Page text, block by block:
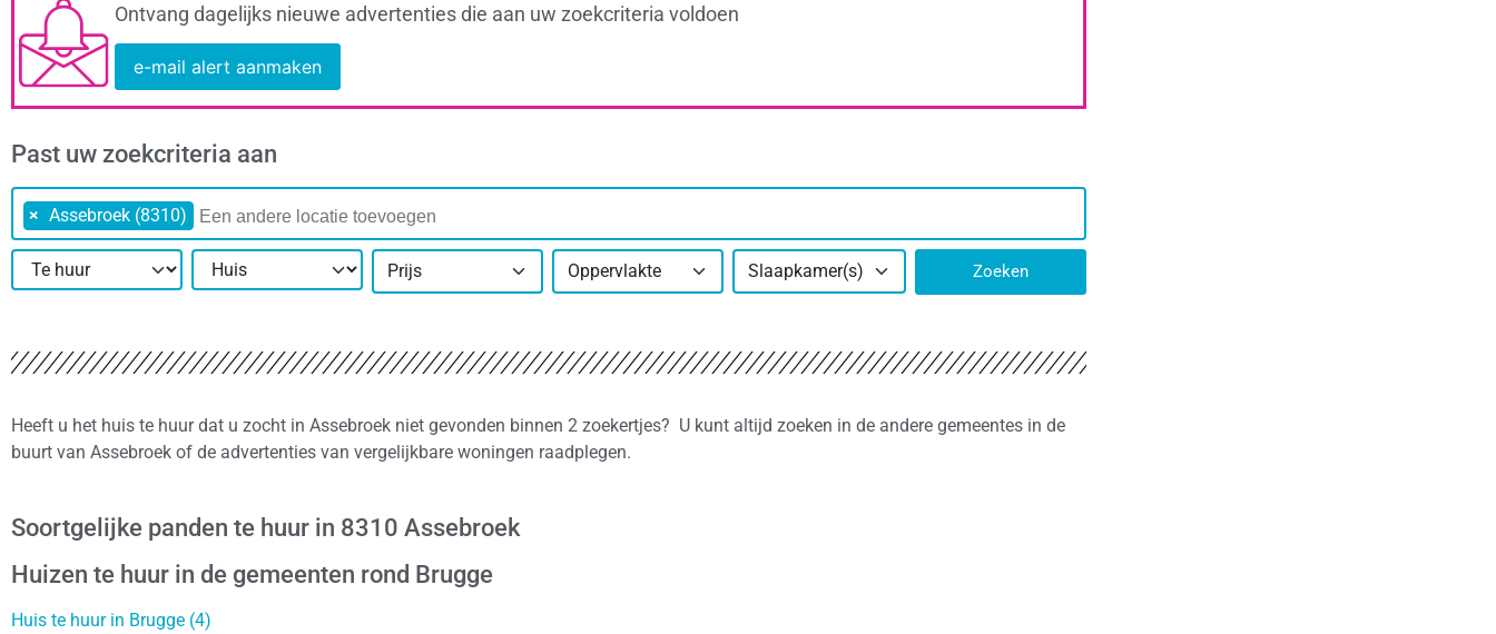
Ontvang dagelijks nieuwe advertenties die aan uw zoekcriteria voldoen
e-mail alert aanmaken
Past uw zoekcriteria aan
× Assebroek (8310)
Prijs Oppervlakte Slaapkamer(s) Zoeken
Heeft u het huis te huur dat u zocht in Assebroek niet gevonden binnen 2 zoekertjes? U kunt altijd zoeken in de andere gemeentes in de
buurt van Assebroek of de advertenties van vergelijkbare woningen raadplegen.
Soortgelijke panden te huur in 8310 Assebroek
Huizen te huur in de gemeenten rond Brugge
Huis te huur in Brugge (4)